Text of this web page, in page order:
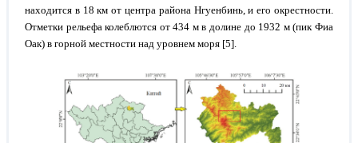
находится в 18 км от центра района Нгуенбинь, и его окрестности.
Отметки рельефа колеблются от 434 м в долине до 1932 м (пик Фиа
Оак) в горной местности над уровнем моря [5].